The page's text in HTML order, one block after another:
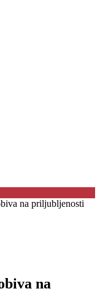
na priljubljenosti
na